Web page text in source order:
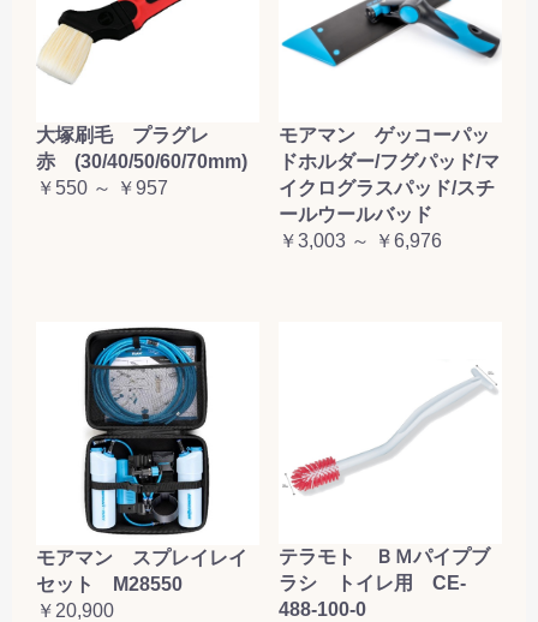
大塚刷毛 プラグレ
赤 (30/40/50/60/70mm)
￥550 ～ ￥957
モアマン ゲッコーパッ
ドホルダー/フグパッド/マ
イクログラスパッド/スチ
ールウールバッド
￥3,003 ～ ￥6,976
モアマン スプレイレイ
セット M28550
￥20,900
テラモト ＢＭパイプブ
ラシ トイレ用 CE-
488-100-0